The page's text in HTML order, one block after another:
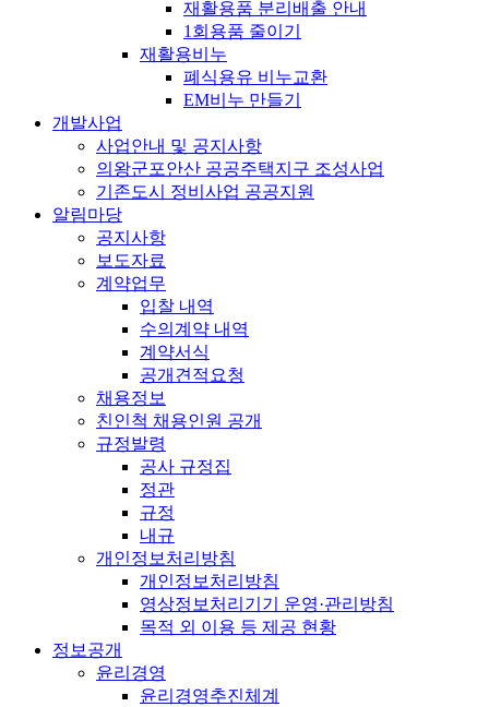
재활용품 분리배출 안내
1회용품 줄이기
재활용비누
폐식용유 비누교환
EM비누 만들기
개발사업
사업안내 및 공지사항
의왕군포안산 공공주택지구 조성사업
기존도시 정비사업 공공지원
알림마당
공지사항
보도자료
계약업무
입찰 내역
수의계약 내역
계약서식
공개견적요청
채용정보
친인척 채용인원 공개
규정발령
공사 규정집
정관
규정
내규
개인정보처리방침
개인정보처리방침
영상정보처리기기 운영·관리방침
목적 외 이용 등 제공 현황
정보공개
윤리경영
윤리경영추진체계